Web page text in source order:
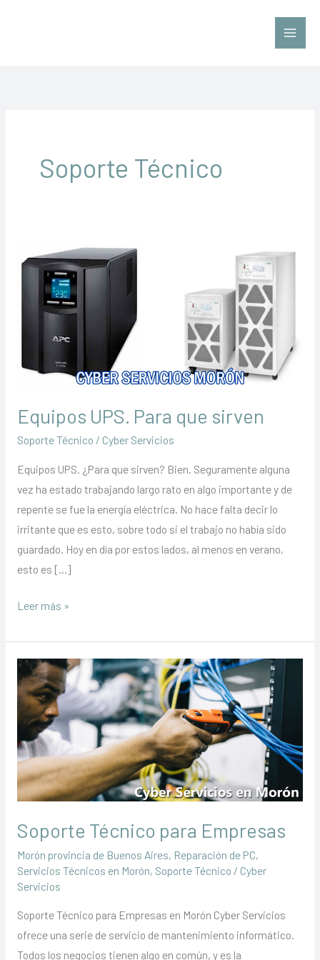
Soporte Técnico
Equipos UPS. Para que sirven
Soporte Técnico / Cyber Servicios
Equipos UPS. ¿Para que sirven? Bien. Seguramente alguna
vez ha estado trabajando largo rato en algo importante y de
repente se fue la energía eléctrica. No hace falta decir lo
irritante que es esto, sobre todo si el trabajo no había sido
guardado. Hoy en día por estos lados, al menos en verano,
esto es […]
Equipos
Para
que
sirven
Leer más »
Soporte Técnico para Empresas
Morón provincia de Buenos Aires, Reparación de PC,
Servicios Técnicos en Morón, Soporte Técnico / Cyber
Servicios
Soporte Técnico para Empresas en Morón Cyber Servicios
ofrece una serie de servicio de mantenimiento informático.
Todos los negocios tienen algo en común, y es la